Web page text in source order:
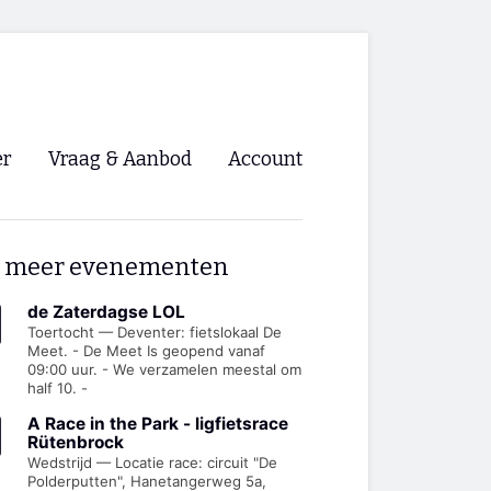
NVHPV
🡺
🡺
Vraag & Aanbod Account
Registreren
meer evenementen
de Zaterdagse LOL
Toertocht — Deventer: fietslokaal De
Meet. - De Meet Is geopend vanaf
09:00 uur. - We verzamelen meestal om
half 10. -
A Race in the Park - ligfietsrace
Rütenbrock
Wedstrijd — Locatie race: circuit "De
Polderputten", Hanetangerweg 5a,